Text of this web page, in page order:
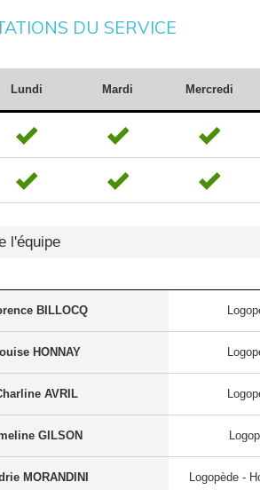
DU SERVICE
Lundi Mardi Mercredi
l'équipe
BILLOCQ
HONNAY
AVRIL
GILSON
MORANDINI Logopède -